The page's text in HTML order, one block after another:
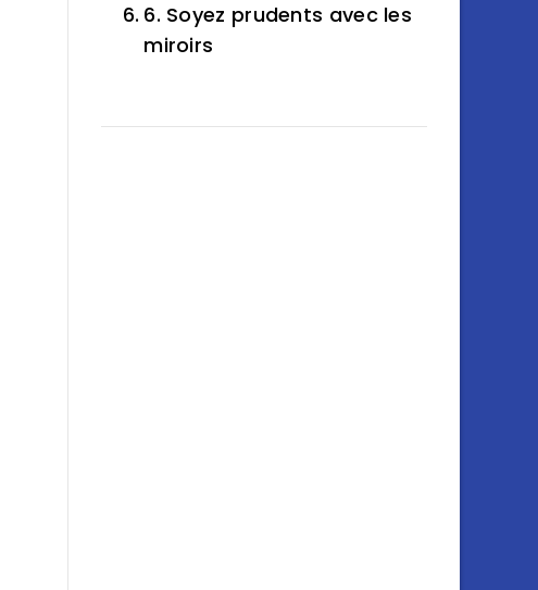
6. Soyez prudents avec les
miroirs